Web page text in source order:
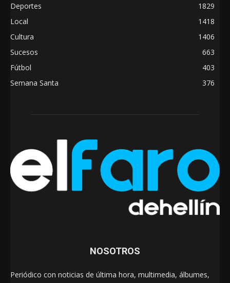
Deportes
1829
Local
1418
Cultura
1406
Sucesos
663
Fútbol
403
Semana Santa
376
NOSOTROS
Periódico con noticias de última hora, multimedia, álbumes,